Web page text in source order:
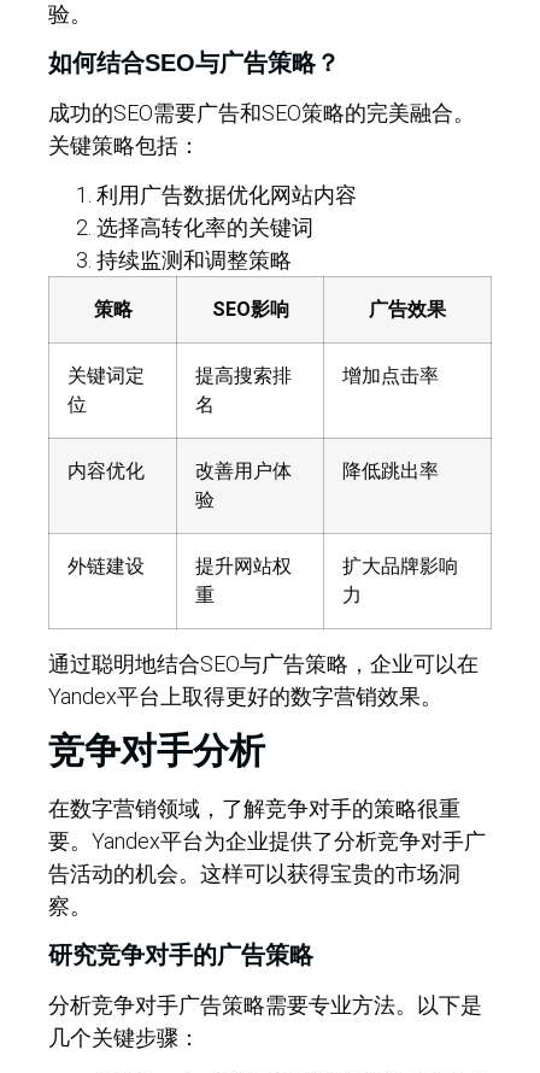
验。
如何结合SEO与广告策略？
成功的SEO需要广告和SEO策略的完美融合。
关键策略包括：
利用广告数据优化网站内容
选择高转化率的关键词
持续监测和调整策略
策略 SEO影响 广告效果
关键词定
位
提高搜索排
名
增加点击率
内容优化
改善用户体
验
降低跳出率
外链建设
提升网站权
重
扩大品牌影响
力
通过聪明地结合SEO与广告策略，企业可以在
Yandex平台上取得更好的数字营销效果。
竞争对手分析
在数字营销领域，了解竞争对手的策略很重
要。Yandex平台为企业提供了分析竞争对手广
告活动的机会。这样可以获得宝贵的市场洞
察。
研究竞争对手的广告策略
分析竞争对手广告策略需要专业方法。以下是
几个关键步骤：